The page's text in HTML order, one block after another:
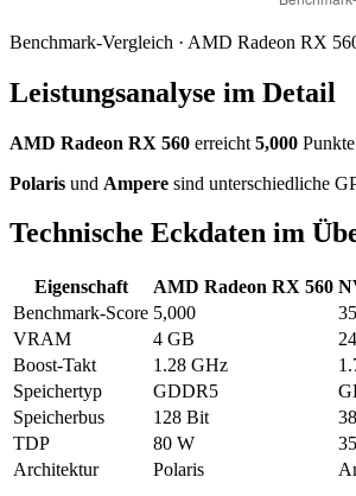
Benchmark-Vergleich · AMD Radeon RX
Leistungsanalyse im Detail
AMD Radeon RX 560 erreicht 5,000
Polaris und Ampere sind unterschiedliche
Technische Eckdaten im
Eigenschaft AMD Radeon RX 560
Benchmark-Score 5,000
VRAM
4 GB
Boost-Takt
1.28 GHz
Speichertyp
GDDR5
Speicherbus
128 Bit
TDP
80 W
Architektur
Polaris